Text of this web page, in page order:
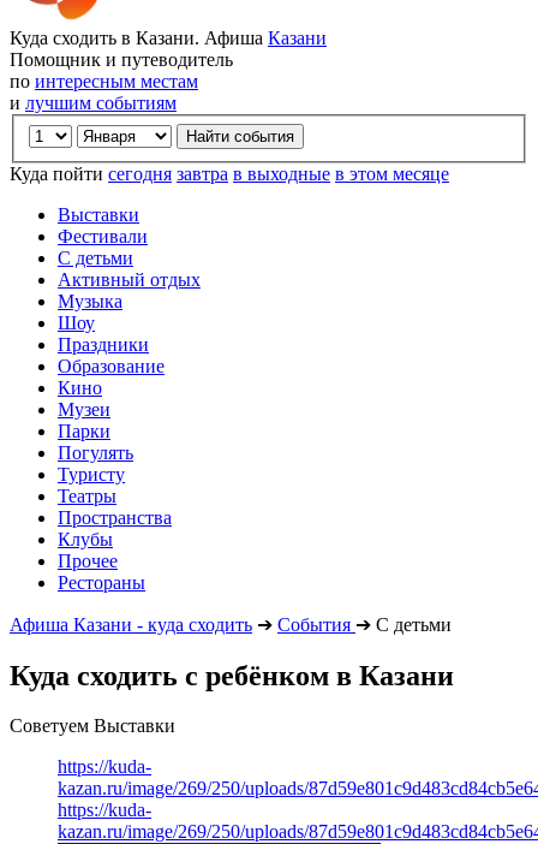
Куда сходить в Казани. Афиша Казани
Помощник и путеводитель
по интересным местам
и лучшим событиям
Куда пойти сегодня завтра в выходные в этом месяце
Выставки
Фестивали
С детьми
Активный отдых
Музыка
Шоу
Праздники
Образование
Кино
Музеи
Парки
Погулять
Туристу
Театры
Пространства
Клубы
Прочее
Рестораны
Афиша Казани - куда сходить ➔ События ➔ С детьми
Куда сходить с ребёнком в Казани
Советуем Выставки
https://kuda-
kazan.ru/image/269/250/uploads/
https://kuda-
kazan.ru/image/269/250/uploads/